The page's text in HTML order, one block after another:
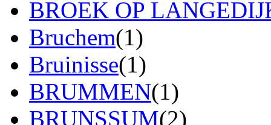
BROEK OP
Bruchem(1)
Bruinisse(1)
BRUMMEN(1)
BRUNSSUM(2)